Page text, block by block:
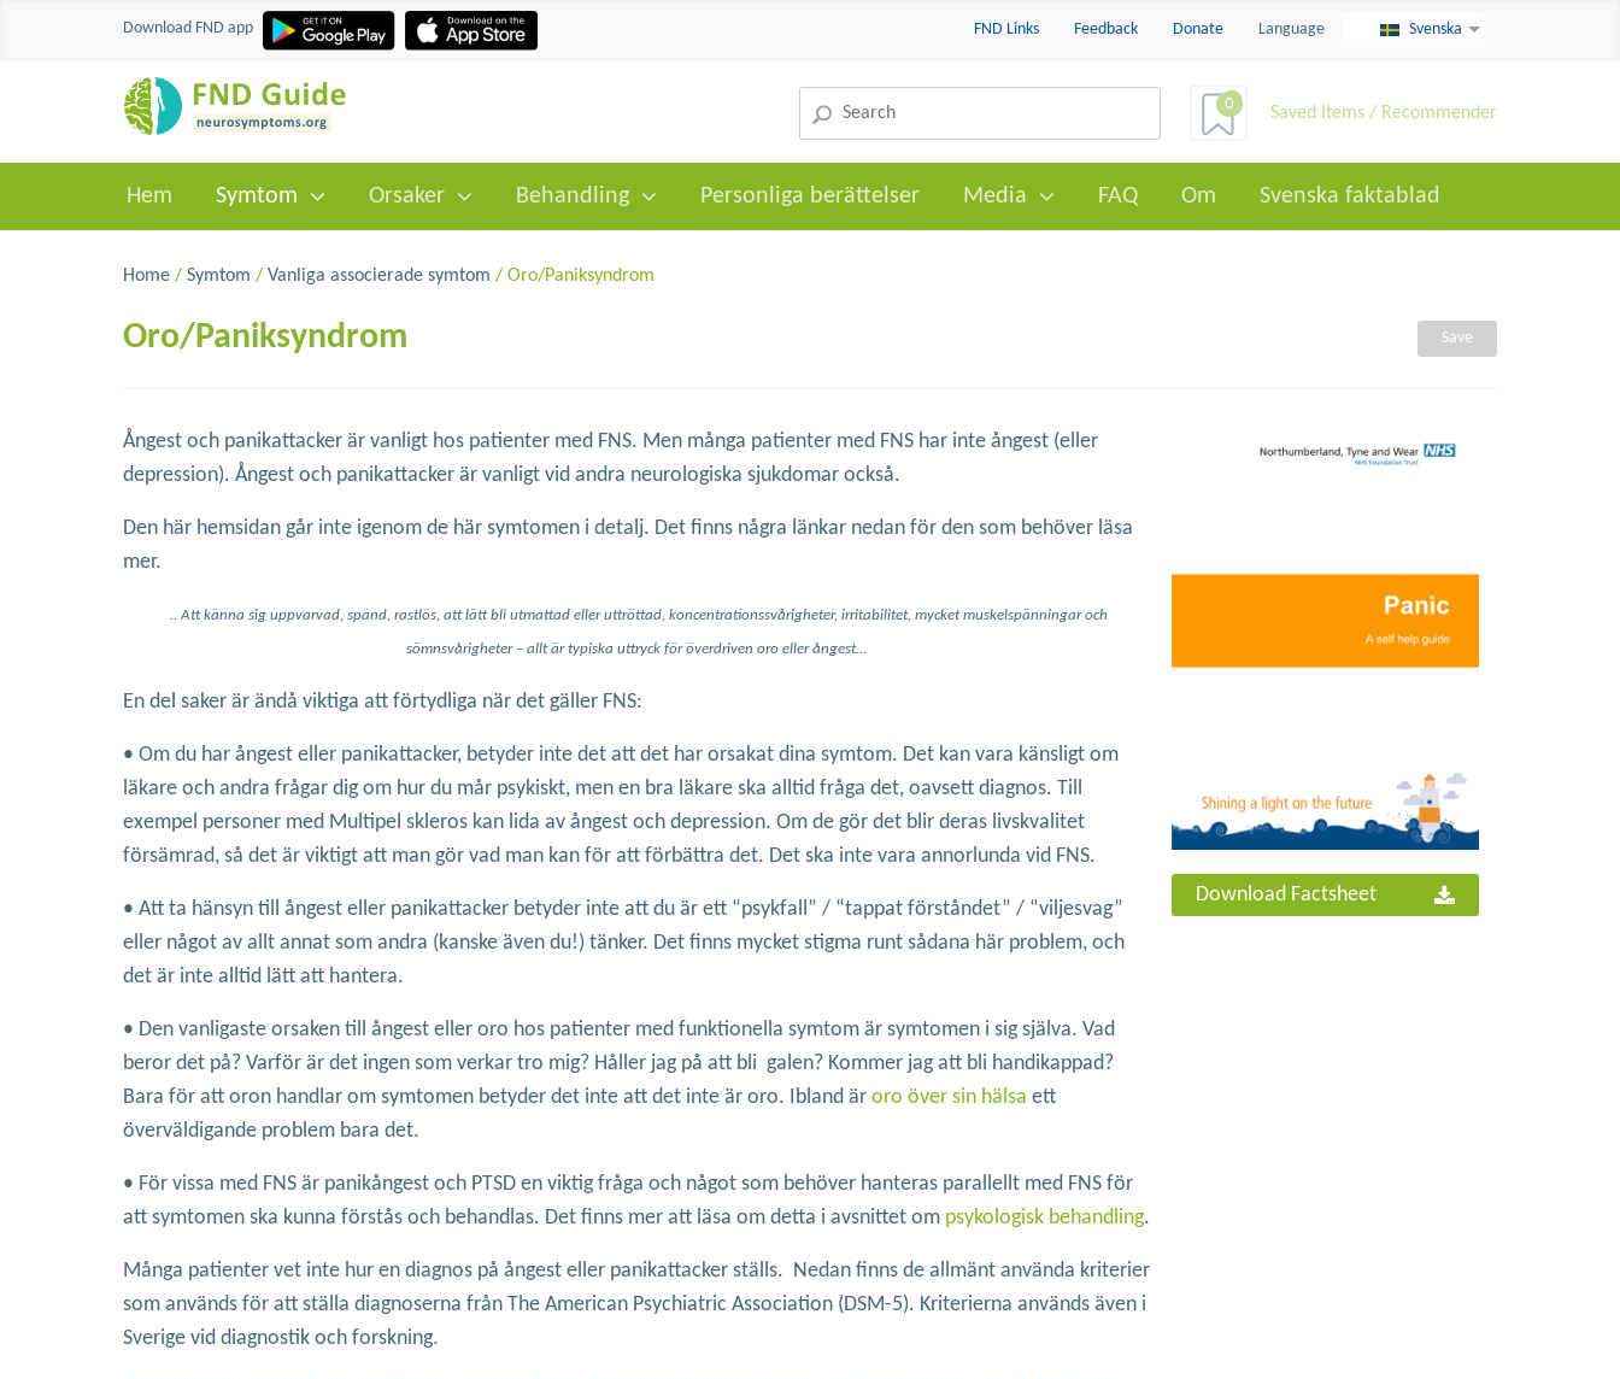
Download FND app FND Links Feedback Donate Language Svenska
0 Saved Items / Recommender
Hem Symtom Orsaker Behandling Personliga berättelser Media FAQ Om Svenska faktablad
Home / Symtom / Vanliga associerade symtom / Oro/Paniksyndrom
Oro/Paniksyndrom Save
Ångest och panikattacker är vanligt hos patienter med FNS. Men många patienter med FNS har inte ångest (eller
depression). Ångest och panikattacker är vanligt vid andra neurologiska sjukdomar också.
Den här hemsidan går inte igenom de här symtomen i detalj. Det finns några länkar nedan för den som behöver läsa
mer.
.. Att känna sig uppvarvad, spänd, rastlös, att lätt bli utmattad eller uttröttad, koncentrationssvårigheter, irritabilitet, mycket muskelspänningar och
sömnsvårigheter – allt är typiska uttryck för överdriven oro eller ångest…
En del saker är ändå viktiga att förtydliga när det gäller FNS:
• Om du har ångest eller panikattacker, betyder inte det att det har orsakat dina symtom. Det kan vara känsligt om
läkare och andra frågar dig om hur du mår psykiskt, men en bra läkare ska alltid fråga det, oavsett diagnos. Till
exempel personer med Multipel skleros kan lida av ångest och depression. Om de gör det blir deras livskvalitet
försämrad, så det är viktigt att man gör vad man kan för att förbättra det. Det ska inte vara annorlunda vid FNS.
• Att ta hänsyn till ångest eller panikattacker betyder inte att du är ett “psykfall” / “tappat förståndet” / “viljesvag”
eller något av allt annat som andra (kanske även du!) tänker. Det finns mycket stigma runt sådana här problem, och
det är inte alltid lätt att hantera.
• Den vanligaste orsaken till ångest eller oro hos patienter med funktionella symtom är symtomen i sig själva. Vad
beror det på? Varför är det ingen som verkar tro mig? Håller jag på att bli galen? Kommer jag att bli handikappad?
Bara för att oron handlar om symtomen betyder det inte att det inte är oro. Ibland är oro över sin hälsa ett
överväldigande problem bara det.
• För vissa med FNS är panikångest och PTSD en viktig fråga och något som behöver hanteras parallellt med FNS för
att symtomen ska kunna förstås och behandlas. Det finns mer att läsa om detta i avsnittet om psykologisk behandling.
Många patienter vet inte hur en diagnos på ångest eller panikattacker ställs. Nedan finns de allmänt använda kriterier
som används för att ställa diagnoserna från The American Psychiatric Association (DSM-5). Kriterierna används även i
Sverige vid diagnostik och forskning.
Download Factsheet